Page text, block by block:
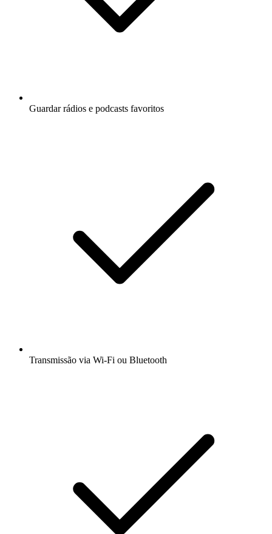
Guardar rádios e podcasts favoritos
Transmissão via Wi-Fi ou Bluetooth